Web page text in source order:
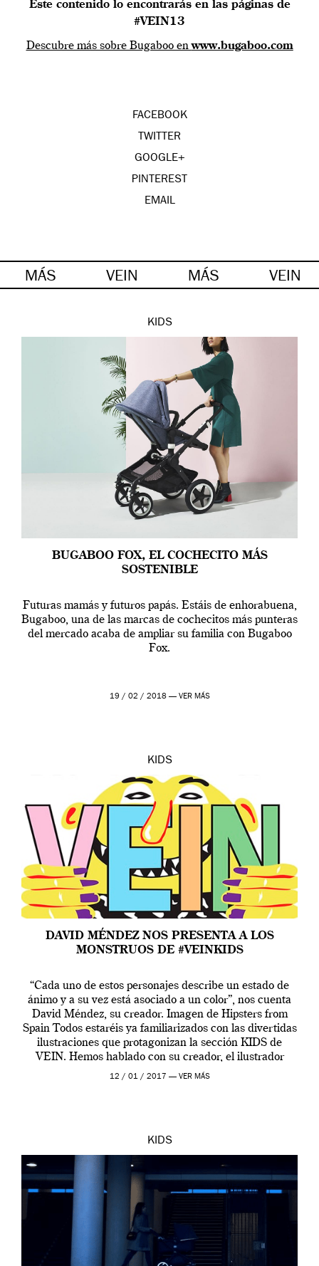
Este contenido lo encontrarás en las páginas de
#VEIN13
Descubre más sobre Bugaboo enwww.bugaboo.com
FACEBOOK
TWITTER
GOOGLE+
PINTEREST
EMAIL
MÁS VEIN MÁS VEIN
KIDS
BUGABOO FOX, EL COCHECITO MÁS
SOSTENIBLE
Futuras mamás y futuros papás. Estáis de enhorabuena,
Bugaboo, una de las marcas de cochecitos más punteras
del mercado acaba de ampliar su familia con Bugaboo
Fox.
19 / 02 / 2018 — VER MÁS
KIDS
DAVID MÉNDEZ NOS PRESENTA A LOS
MONSTRUOS DE #VEINKIDS
“Cada uno de estos personajes describe un estado de
ánimo y a su vez está asociado a un color”, nos cuenta
David Méndez, su creador. Imagen de Hipsters from
Spain Todos estaréis ya familiarizados con las divertidas
ilustraciones que protagonizan la sección KIDS de
VEIN. Hemos hablado con su creador, el ilustrador
David Méndez, acerca […]
12 / 01 / 2017 — VER MÁS
KIDS